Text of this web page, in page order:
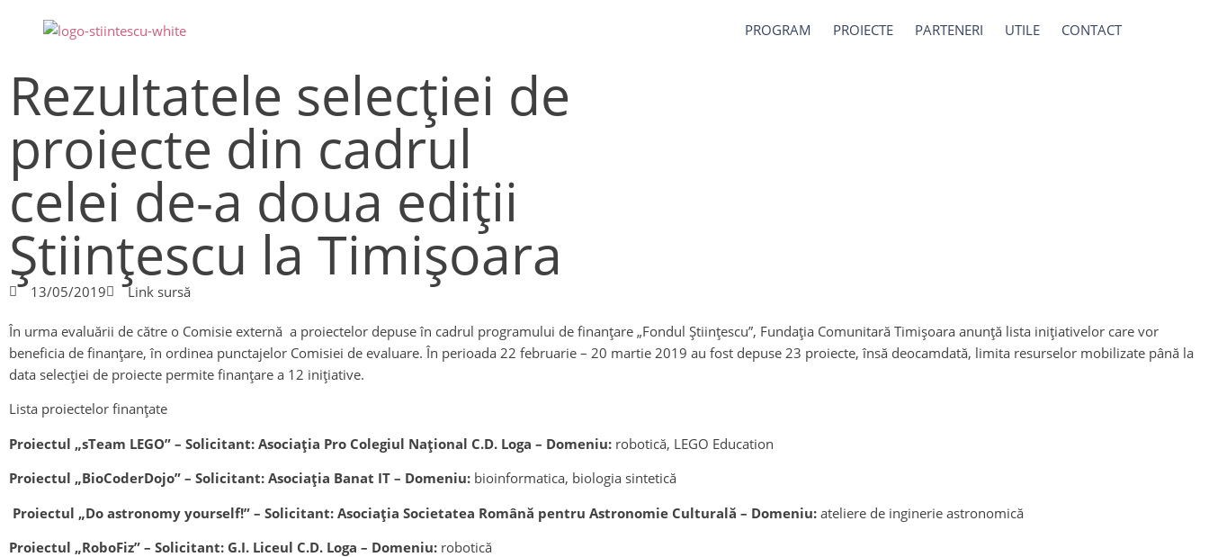
PROGRAM PROIECTE PARTENERI UTILE CONTACT
Rezultatele selecției de
proiecte din cadrul
celei de-a doua ediții
Științescu la Timișoara
13/05/2019 Link sursă
În urma evaluării de către o Comisie externă a proiectelor depuse în cadrul programului de finanțare „Fondul Științescu”, Fundația Comunitară Timișoara anunță lista inițiativelor care vor
beneficia de finanțare, în ordinea punctajelor Comisiei de evaluare. În perioada 22 februarie – 20 martie 2019 au fost depuse 23 proiecte, însă deocamdată, limita resurselor mobilizate până la
data selecției de proiecte permite finanțare a 12 inițiative.
Lista proiectelor finanțate
Proiectul „sTeam LEGO” – Solicitant: Asociația Pro Colegiul Național C.D. Loga – Domeniu: robotică, LEGO Education
Proiectul „BioCoderDojo” – Solicitant: Asociația Banat IT – Domeniu: bioinformatica, biologia sintetică
Proiectul „Do astronomy yourself!” – Solicitant: Asociația Societatea Română pentru Astronomie Culturală – Domeniu: ateliere de inginerie astronomică
Proiectul „RoboFiz” – Solicitant: G.I. Liceul C.D. Loga – Domeniu: robotică